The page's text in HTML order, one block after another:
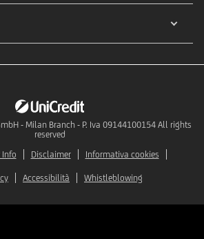
- Milan Branch - P. Iva 09144100154 All rights
reserved
Info
Disclaimer Informativa cookies
Accessibilità Whistleblowing